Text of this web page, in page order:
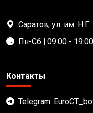
Саратов, ул. им.
Пн-Сб | 09:00 - 19:00
Контакты
Telegram: